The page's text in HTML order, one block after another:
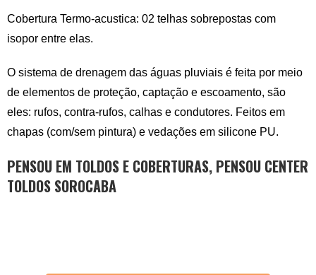
Cobertura Termo-acustica: 02 telhas sobrepostas com
isopor entre elas.
O sistema de drenagem das águas pluviais é feita por meio
de elementos de proteção, captação e escoamento, são
eles: rufos, contra-rufos, calhas e condutores. Feitos em
chapas (com/sem pintura) e vedações em silicone PU.
PENSOU EM TOLDOS E COBERTURAS, PENSOU CENTER
TOLDOS SOROCABA